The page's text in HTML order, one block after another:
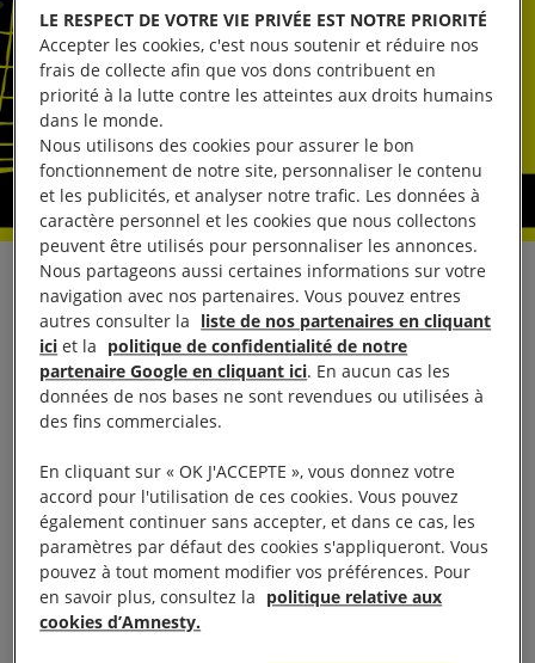
Ce n’est pas en réduisant au silence les militants
des droits humains qui attirent l’attention sur les
violations de ces droits que les autorités pourront
résoudre le problème de la torture et des autres
formes de mauvais traitements perpétrés en
septembre.
À Bangkok, les autorités thaïlandaises ont empêché
Amnesty International de procéder au lancement du
rapport intitulé Make Him Speak by Tomorrow:
LE RESPECT DE VOTRE VIE PRIVÉE EST NOTRE PRIORITÉ
Accepter les cookies, c'est nous soutenir et réduire nos
frais de collecte afin que vos dons contribuent en
priorité à la lutte contre les atteintes aux droits humains
dans le monde.
Nous utilisons des cookies pour assurer le bon
fonctionnement de notre site, personnaliser le contenu
et les publicités, et analyser notre trafic. Les données à
caractère personnel et les cookies que nous collectons
peuvent être utilisés pour personnaliser les annonces.
Nous partageons aussi certaines informations sur votre
navigation avec nos partenaires. Vous pouvez entres
autres consulter la liste de nos partenaires en cliquant
ici et la politique de confidentialité de notre
partenaire Google en cliquant ici. En aucun cas les
données de nos bases ne sont revendues ou utilisées à
des fins commerciales.
En cliquant sur « OK J'ACCEPTE », vous donnez votre
accord pour l'utilisation de ces cookies. Vous pouvez
également continuer sans accepter, et dans ce cas, les
paramètres par défaut des cookies s'appliqueront. Vous
pouvez à tout moment modifier vos préférences. Pour
en savoir plus, consultez la politique relative aux
cookies d’Amnesty.